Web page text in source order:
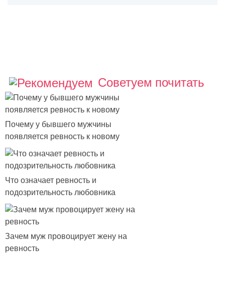
Советуем почитать
Почему у бывшего мужчины
появляется ревность к новому
Что означает ревность и
подозрительность любовника
Зачем муж провоцирует жену на
ревность